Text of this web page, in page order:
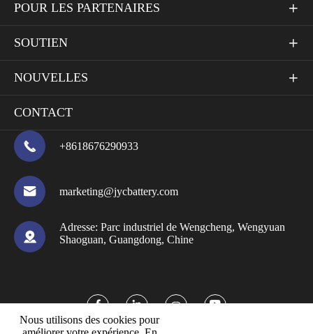
POUR LES PARTENAIRES 
SOUTIEN 
NOUVELLES 
CONTACT
 +8618676290933
 marketing@jycbattery.com

Adresse: Parc industriel de Wengcheng, Wengyuan
Shaoguan, Guangdong, Chine
  
Nous utilisons des cookies pour